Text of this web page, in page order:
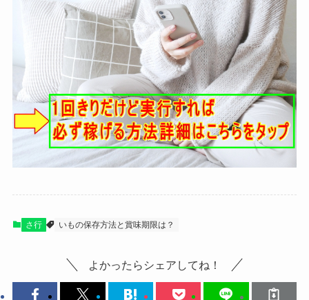
さ行 いもの保存方法と賞味期限は？
よかったらシェアしてね！